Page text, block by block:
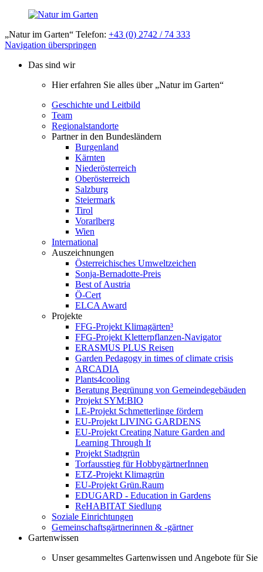
„Natur im Garten“ Telefon: +43 (0) 2742 / 74 333
Navigation überspringen
Das sind wir
Hier erfahren Sie alles über „Natur im Garten“
Geschichte und Leitbild
Team
Regionalstandorte
Partner in den Bundesländern
Burgenland
Kärnten
Niederösterreich
Oberösterreich
Salzburg
Steiermark
Tirol
Vorarlberg
Wien
International
Auszeichnungen
Österreichisches Umweltzeichen
Sonja-Bernadotte-Preis
Best of Austria
Ö-Cert
ELCA Award
Projekte
FFG-Projekt Klimagärten³
FFG-Projekt Kletterpflanzen-Navigator
ERASMUS PLUS Reisen
Garden Pedagogy in times of climate crisis
ARCADIA
Plants4cooling
Beratung Begrünung von Gemeindegebäuden
Projekt SYM:BIO
LE-Projekt Schmetterlinge fördern
EU-Projekt LIVING GARDENS
EU-Projekt Creating Nature Garden and
Learning Through It
Projekt Stadtgrün
Torfausstieg für HobbygärtnerInnen
ETZ-Projekt Klimagrün
EU-Projekt Grün.Raum
EDUGARD - Education in Gardens
ReHABITAT Siedlung
Soziale Einrichtungen
Gemeinschaftsgärtnerinnen & -gärtner
Gartenwissen
Unser gesammeltes Gartenwissen und Angebote für Sie